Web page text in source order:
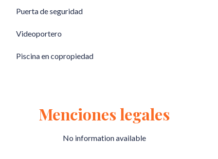
Puerta de seguridad
Videoportero
Piscina en copropiedad
Menciones legales
No information available